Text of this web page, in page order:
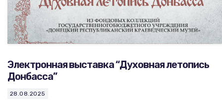
Электронная выставка “Духовная летопись
Донбасса”
28.08.2025